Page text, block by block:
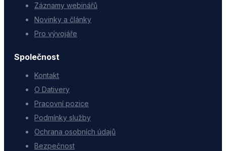
Záznamy webinářů
Novinky a články
Pro vývojáře
Společnost
Kontakt
O Dativery
Pracovní pozice
Podmínky služby
Ochrana osobních údajů
Bezpečnost